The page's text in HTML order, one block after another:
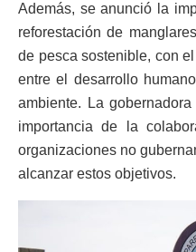
Además, se anunció la
reforestación de
de pesca sostenible, con
entre el desarrollo
ambiente. La
importancia de la
organizaciones no
alcanzar estos objetivos.